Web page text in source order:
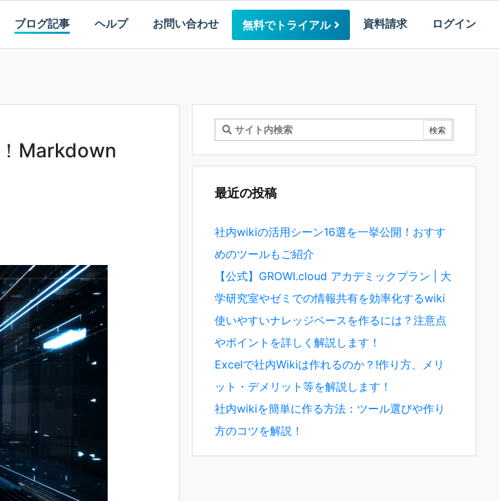
ブログ記事 ヘルプ お問い合わせ 無料でトライアル 資料請求 ログイン
Markdown
最近の投稿
社内wikiの活用シーン16選を一挙公開！おすす
めのツールもご紹介
【公式】GROWI.cloud アカデミックプラン | 大
学研究室やゼミでの情報共有を効率化するwiki
使いやすいナレッジベースを作るには？注意点
やポイントを詳しく解説します！
Excelで社内Wikiは作れるのか？!作り方、メリ
ット・デメリット等を解説します！
社内wikiを簡単に作る方法：ツール選びや作り
方のコツを解説！